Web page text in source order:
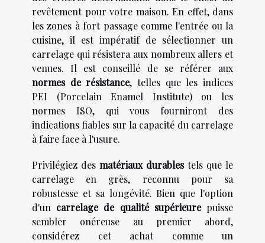
revêtement pour votre maison. En effet, dans
les zones à fort passage comme l'entrée ou la
cuisine, il est impératif de sélectionner un
carrelage qui résistera aux nombreux allers et
venues. Il est conseillé de se référer aux
normes de résistance, telles que les indices
PEI (Porcelain Enamel Institute) ou les
normes ISO, qui vous fourniront des
indications fiables sur la capacité du carrelage
à faire face à l'usure.
Privilégiez des matériaux durablestels que le
carrelage en grès, reconnu pour sa
robustesse et sa longévité. Bien que l'option
d'un carrelage de qualité supérieurepuisse
sembler onéreuse au premier abord,
considérez cet achat comme un